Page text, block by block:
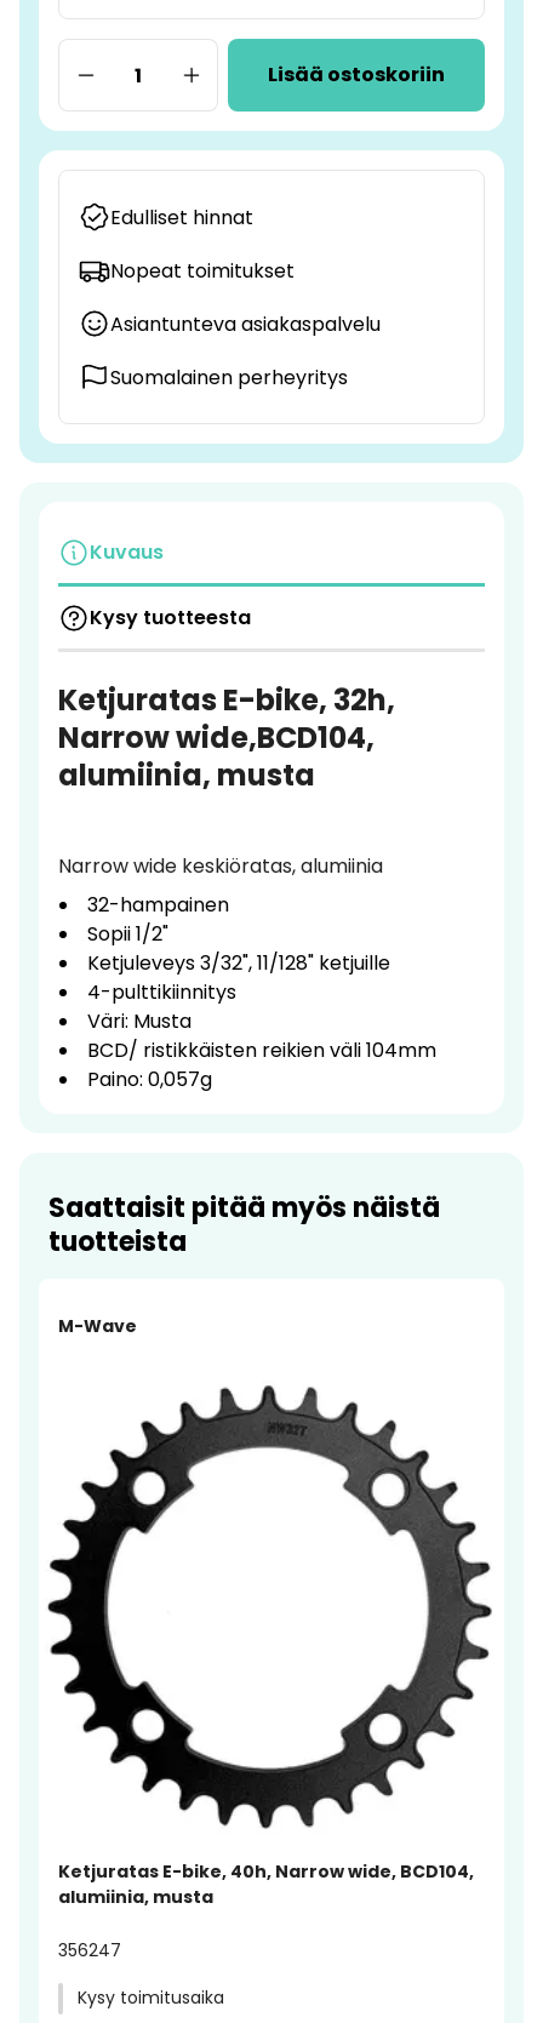
Lisää ostoskoriin
Edulliset hinnat
Nopeat toimitukset
Asiantunteva asiakaspalvelu
Suomalainen perheyritys
Kuvaus
Kysy tuotteesta
Ketjuratas E-bike, 32h,
Narrow wide,BCD104,
alumiinia, musta
Narrow wide keskiöratas, alumiinia
32-hampainen
Sopii 1/2"
Ketjuleveys 3/32", 11/128" ketjuille
4-pulttikiinnitys
Väri: Musta
BCD/ ristikkäisten reikien väli 104mm
Paino: 0,057g
Saattaisit pitää myös näistä
tuotteista
M-Wave
Ketjuratas E-bike, 40h, Narrow wide, BCD104,
alumiinia, musta
356247
Kysy toimitusaika